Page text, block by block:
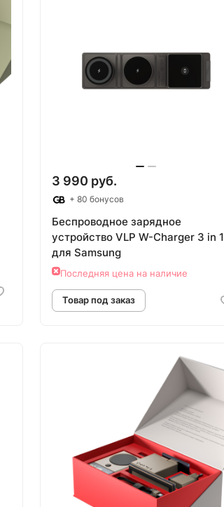
3 990 руб.
+ 80 бонусов
Беспроводное зарядное
устройствo VLP W-Charger 3 in 1
для Samsung
Последняя цена на наличие
Товар под заказ